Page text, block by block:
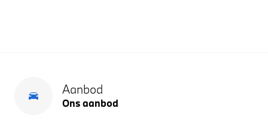
Aanbod
Ons aanbod